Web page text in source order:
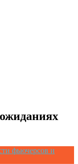
фьючерсов и